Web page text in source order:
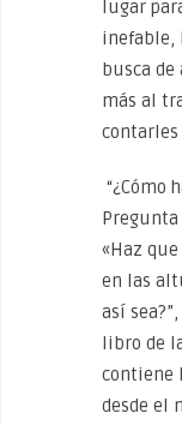
lugar
inefable,
busca de
más al
“¿Cómo
Pregunta
«Haz
en las
así
libro de
contiene
desde el